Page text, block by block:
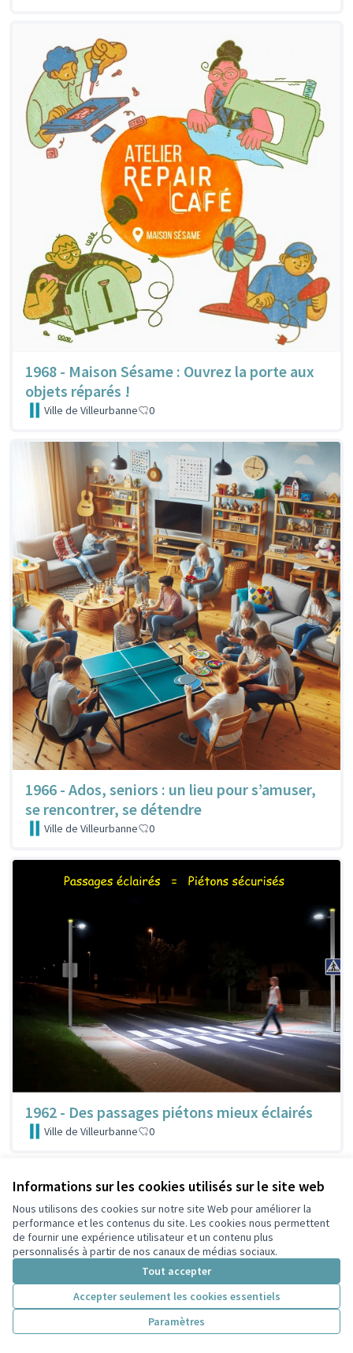
Informations sur les cookies utilisés sur le site web
Nous utilisons des cookies sur notre site Web pour améliorer la
performance et les contenus du site. Les cookies nous permettent
de fournir une expérience utilisateur et un contenu plus
personnalisés à partir de nos canaux de médias sociaux.
Tout accepter
Accepter seulement les cookies essentiels
Paramètres
1968 - Maison Sésame : Ouvrez la porte aux
objets réparés !
Ville de Villeurbanne 0
1966 - Ados, seniors : un lieu pour s’amuser,
se rencontrer, se détendre
Ville de Villeurbanne 0
1962 - Des passages piétons mieux éclairés
Ville de Villeurbanne 0